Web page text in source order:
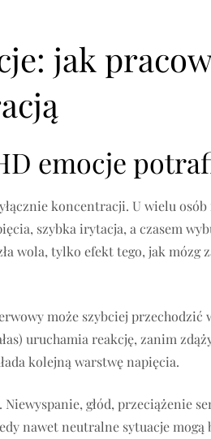
jak
emocje
koncentracji. U wielu
szybka irytacja, a czasem
wola, tylko efekt tego, jak mózg
może szybciej
uruchamia reakcję, zanim
kolejną warstwę napięcia.
głód, przeciążenie
nawet neutralne sytuacje mogą